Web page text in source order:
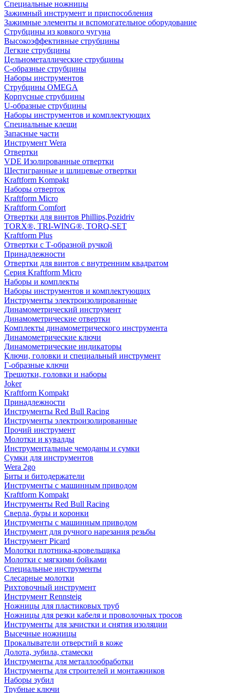
Специальные ножницы
Зажимный инструмент и приспособления
Зажимные элементы и вспомогательное оборудование
Струбцины из ковкого чугуна
Высокоэффективные струбцины
Легкие струбцины
Цельнометаллические струбцины
C-образные струбцины
Наборы инструментов
Струбцины OMEGA
Корпусные струбцины
U-образные струбцины
Наборы инструментов и комплектующих
Специальные клещи
Запасные части
Инструмент Wera
Отвертки
VDE Изолированные отвертки
Шестигранные и шлицевые отвертки
Kraftform Kompakt
Наборы отверток
Kraftform Micro
Kraftform Comfort
Отвертки для винтов Phillips,Pozidriv
TORX®, TRI-WING®, TORQ-SET
Kraftform Plus
Отвертки с Т-образной ручкой
Принадлежности
Отвертки для винтов с внутренним квадратом
Серия Kraftform Micro
Наборы и комплекты
Наборы инструментов и комплектующих
Инструменты электроизолированные
Динамометрический инструмент
Динамометрические отвертки
Комплекты динамометрического инструмента
Динамометрические ключи
Динамометрические индикаторы
Ключи, головки и специальный инструмент
Г-образные ключи
Трещотки, головки и наборы
Joker
Kraftform Kompakt
Принадлежности
Инструменты Red Bull Racing
Инструменты электроизолированные
Прочий инструмент
Молотки и кувалды
Инструментальные чемоданы и сумки
Сумки для инструментов
Wera 2go
Биты и битодержатели
Инструменты с машинным приводом
Kraftform Kompakt
Инструменты Red Bull Racing
Сверла, буры и коронки
Инструменты с машинным приводом
Инструмент для ручного нарезания резьбы
Инструмент Picard
Молотки плотника-кровельщика
Молотки с мягкими бойками
Специальные инструменты
Слесарные молотки
Рихтовочный инструмент
Инструмент Rennsteig
Ножницы для пластиковых труб
Ножницы для резки кабеля и проволочных тросов
Инструменты для зачистки и снятия изоляции
Высечные ножницы
Прокалыватели отверстий в коже
Долота, зубила, стамески
Инструменты для металлообработки
Инструменты для строителей и монтажников
Наборы зубил
Трубные ключи